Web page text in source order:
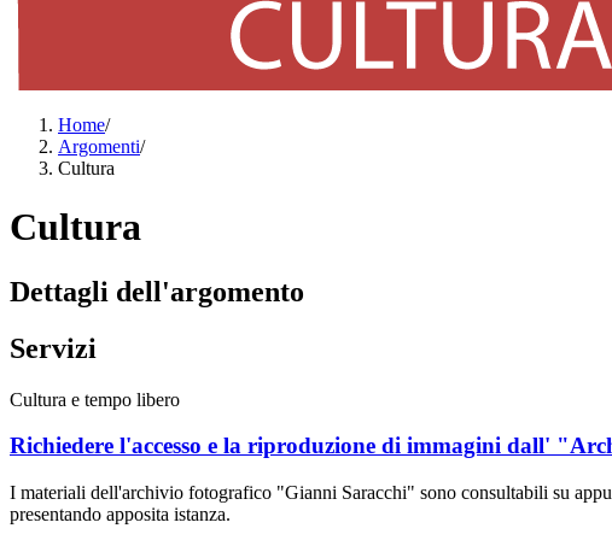
Home/
Argomenti/
Cultura
Cultura
Dettagli dell'argomento
Servizi
Cultura e tempo libero
Richiedere l'accesso e la riproduzione di immagini dall'
I materiali dell'archivio fotografico "Gianni Saracchi" sono consultabili su
presentando apposita istanza.